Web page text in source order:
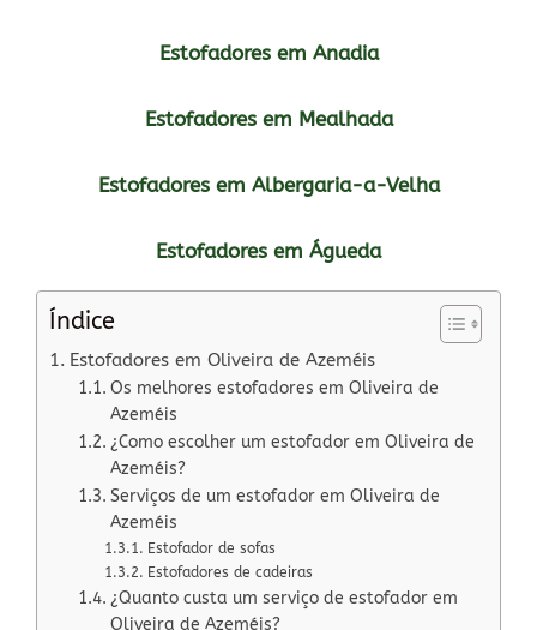
Estofadores em Anadia
Estofadores em Mealhada
Estofadores em Albergaria-a-Velha
Estofadores em Águeda
Índice
Estofadores em Oliveira de Azeméis
Os melhores estofadores em Oliveira de
Azeméis
¿Como escolher um estofador em Oliveira de
Azeméis?
Serviços de um estofador em Oliveira de
Azeméis
Estofador de sofas
Estofadores de cadeiras
¿Quanto custa um serviço de estofador em
Oliveira de Azeméis?